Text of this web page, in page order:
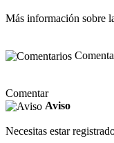
Más información sobre
Comentar
Aviso
Necesitas estar